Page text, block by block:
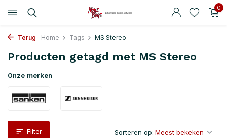
0
Terug Home Tags MS Stereo
Producten getagd met MS Stereo
Onze merken
Filter Sorteren op: